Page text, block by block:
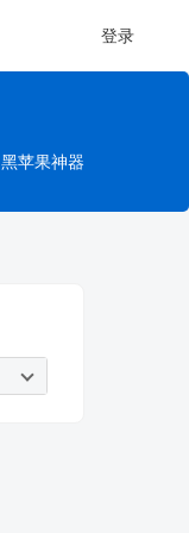
登录
黑苹果神器